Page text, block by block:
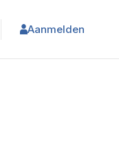
Aanmelden